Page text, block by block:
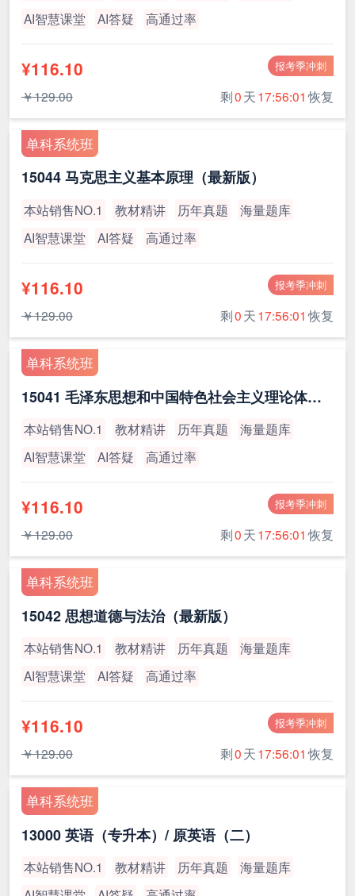
AI智慧课堂
AI答疑 高通过率
报考季冲刺
¥116.10
￥129.00 剩0天17:56:00 恢复
单科系统班
15044 马克思主义基本原理（最新版）
本站销售NO.1 教材精讲 历年真题
海量题库
AI智慧课堂
AI答疑 高通过率
报考季冲刺
¥116.10
￥129.00 剩0天17:56:00 恢复
单科系统班
15041 毛泽东思想和中国特色社会主义理论体系概论（最新版）
本站销售NO.1 教材精讲 历年真题
海量题库
AI智慧课堂
AI答疑 高通过率
报考季冲刺
¥116.10
￥129.00 剩0天17:56:00 恢复
单科系统班
15042 思想道德与法治（最新版）
本站销售NO.1 教材精讲 历年真题
海量题库
AI智慧课堂
AI答疑 高通过率
报考季冲刺
¥116.10
￥129.00 剩0天17:56:00 恢复
单科系统班
13000 英语（专升本）/ 原英语（二）
本站销售NO.1 教材精讲 历年真题
海量题库